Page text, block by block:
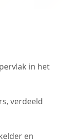
in het
verdeeld
en